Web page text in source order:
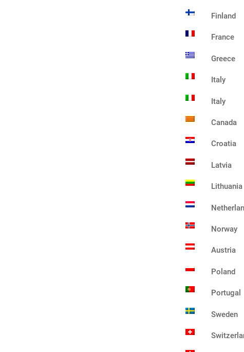
Finland
France
Greece
Italy
Italy
Canada
Croatia
Latvia
Lithuania
Norway
Austria
Poland
Portugal
Sweden